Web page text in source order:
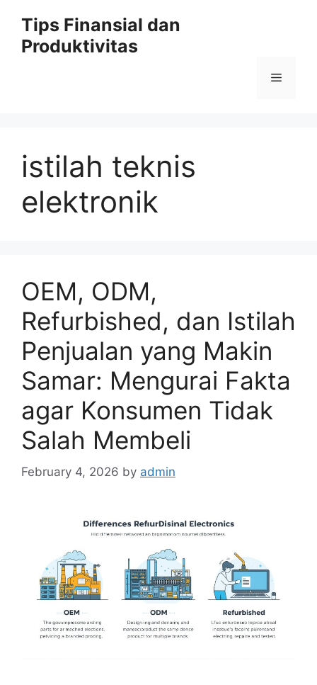
content
Tips Finansial dan
Produktivitas
Menu
istilah teknis
elektronik
OEM, ODM,
Refurbished, dan Istilah
Penjualan yang Makin
Samar: Mengurai Fakta
agar Konsumen Tidak
Salah Membeli
February 4, 2026 by admin